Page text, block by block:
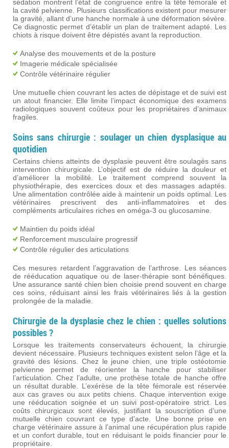
sédation montrent l’état de congruence entre la tête fémorale et
la cavité pelvienne. Plusieurs classifications existent pour mesurer
la gravité, allant d’une hanche normale à une déformation sévère.
Ce diagnostic permet d’établir un plan de traitement adapté. Les
chiots à risque doivent être dépistés avant la reproduction.
Analyse des mouvements et de la posture
Imagerie médicale spécialisée
Contrôle vétérinaire régulier
Une mutuelle chien couvrant les actes de dépistage et de suivi est
un atout financier. Elle limite l’impact économique des examens
radiologiques souvent coûteux pour les propriétaires d’animaux
fragiles.
Soins sans chirurgie : soulager un chien dysplasique au
quotidien
Certains chiens atteints de dysplasie peuvent être soulagés sans
intervention chirurgicale. L’objectif est de réduire la douleur et
d’améliorer la mobilité. Le traitement comprend souvent la
physiothérapie, des exercices doux et des massages adaptés.
Une alimentation contrôlée aide à maintenir un poids optimal. Les
vétérinaires prescrivent des anti-inflammatoires et des
compléments articulaires riches en oméga-3 ou glucosamine.
Maintien du poids idéal
Renforcement musculaire progressif
Contrôle régulier des articulations
Ces mesures retardent l’aggravation de l’arthrose. Les séances
de rééducation aquatique ou de laser-thérapie sont bénéfiques.
Une assurance santé chien bien choisie prend souvent en charge
ces soins, réduisant ainsi les frais vétérinaires liés à la gestion
prolongée de la maladie.
Chirurgie de la dysplasie chez le chien : quelles solutions
possibles ?
Lorsque les traitements conservateurs échouent, la chirurgie
devient nécessaire. Plusieurs techniques existent selon l’âge et la
gravité des lésions. Chez le jeune chien, une triple ostéotomie
pelvienne permet de réorienter la hanche pour stabiliser
l’articulation. Chez l’adulte, une prothèse totale de hanche offre
un résultat durable. L’exérèse de la tête fémorale est réservée
aux cas graves ou aux petits chiens. Chaque intervention exige
une rééducation soignée et un suivi post-opératoire strict. Les
coûts chirurgicaux sont élevés, justifiant la souscription d’une
mutuelle chien couvrant ce type d’acte. Une bonne prise en
charge vétérinaire assure à l’animal une récupération plus rapide
et un confort durable, tout en réduisant le poids financier pour le
propriétaire.